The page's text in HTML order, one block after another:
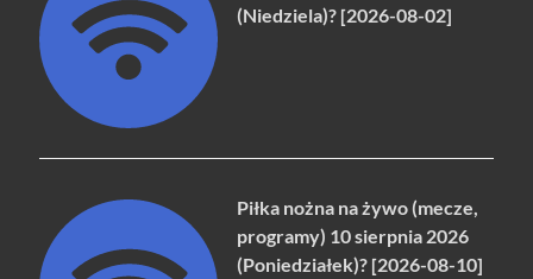
(Niedziela)? [2026-08-02]
Piłka nożna na żywo (mecze,
programy) 10 sierpnia 2026
(Poniedziałek)? [2026-08-10]